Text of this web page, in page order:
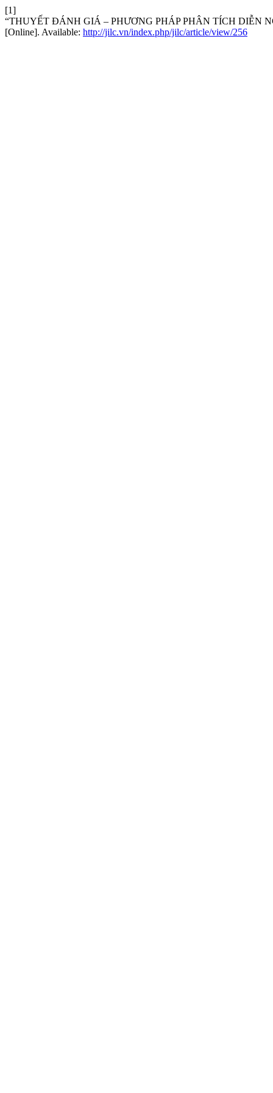
[1]
“THUYẾT ĐÁNH GIÁ – PHƯƠNG PHÁP PHÂN TÍCH DIỄN
[Online]. Available: http://jilc.vn/index.php/jilc/article/view/256